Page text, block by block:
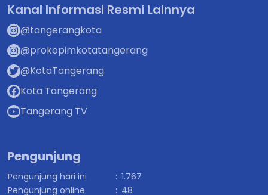
Kanal Informasi Resmi Lainnya
@tangerangkota
@prokopimkotatangerang
@KotaTangerang
Kota Tangerang
Tangerang TV
Pengunjung
Pengunjung hari ini : 1.767
Pengunjung online
: 48